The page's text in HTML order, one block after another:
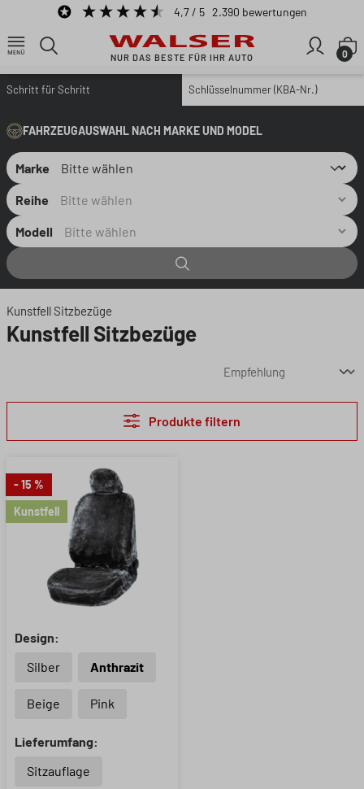
Zum Hauptinhalt springen 4,7 / 5 2.390 bewertungen
NUR DAS BESTE FÜR IHR AUTO 0
Schritt für Schritt Schlüsselnummer (KBA-Nr.)
FAHRZEUGAUSWAHL NACH MARKE UND MODEL
Marke
Reihe
Modell
Kunstfell Sitzbezüge
Kunstfell Sitzbezüge
Produkte filtern
- 15 %
Kunstfell
Design:
Silber
Anthrazit
Beige Pink
Lieferumfang:
Sitzauflage